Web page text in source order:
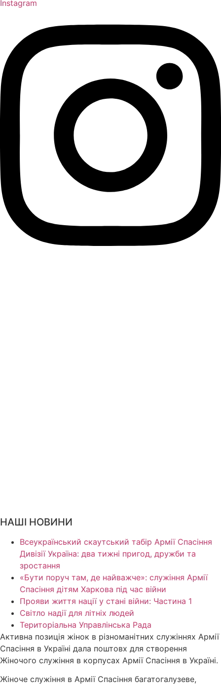
Instagram
НАШІ НОВИНИ
Всеукраїнський скаутський табір Армії Спасіння
Дивізії Україна: два тижні пригод, дружби та
зростання
«Бути поруч там, де найважче»: служіння Армії
Спасіння дітям Харкова під час війни
Прояви життя нації у стані війни: Частина 1
Світло надії для літніх людей
Територіальна Управлінська Рада
Активна позиція жінок в різноманітних служіннях Армії
Спасіння в Україні дала поштовх для створення
Жіночого служіння в корпусах Армії Спасіння в Україні.
Жіноче служіння в Армії Спасіння багатогалузеве,